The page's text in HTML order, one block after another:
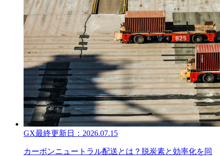
GX最終更新日： 2026.07.15
カーボンニュートラル配送とは？脱炭素と効率化を同